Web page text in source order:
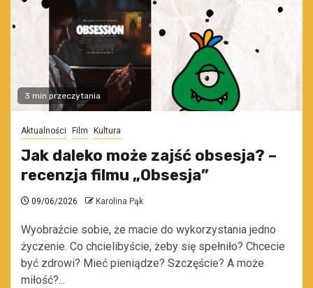
3 min przeczytania
Aktualności Film Kultura
Jak daleko może zajść obsesja? –
recenzja filmu „Obsesja”
09/06/2026 Karolina Pąk
Wyobraźcie sobie, że macie do wykorzystania jedno
życzenie. Co chcielibyście, żeby się spełniło? Chcecie
być zdrowi? Mieć pieniądze? Szczęście? A może
miłość?...